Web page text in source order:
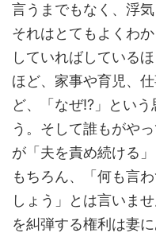
言うまでもなく、浮
それはとてもよくわ
していればしている
ほど、家事や育児、
ど、「なぜ!?」とい
う。そして誰もがや
が「夫を責め続ける」
もちろん、「何も言
しょう」とは言いま
を糾弾する権利は妻